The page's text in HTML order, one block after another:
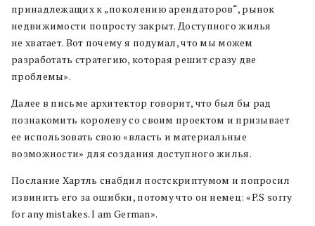
принадлежащих к „поколению арендаторов“, рынок
недвижимости попросту закрыт. Доступного жилья
не хватает. Вот почему я подумал, что мы можем
разработать стратегию, которая решит сразу две
проблемы».
Далее в письме архитектор говорит, что был бы рад
познакомить королеву со своим проектом и призывает
ее использовать свою «власть и материальные
возможности» для создания доступного жилья.
Послание Хартль снабдил постскриптумом и попросил
извинить его за ошибки, потому что он немец: «P.S sorry
for any mistakes. I am German».